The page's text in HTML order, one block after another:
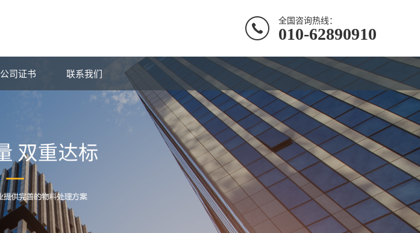
全国咨询热线：
010-62890910
公司证书 联系我们